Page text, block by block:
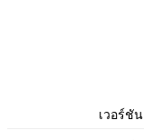
เวอร์ชัน